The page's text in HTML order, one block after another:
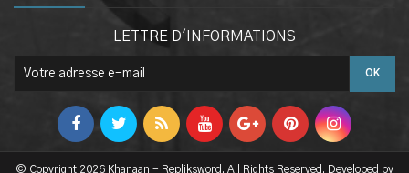
LETTRE D'INFORMATIONS
© Copyright 2026 Khanaan - Repliksword. All Rights Reserved. Developed by